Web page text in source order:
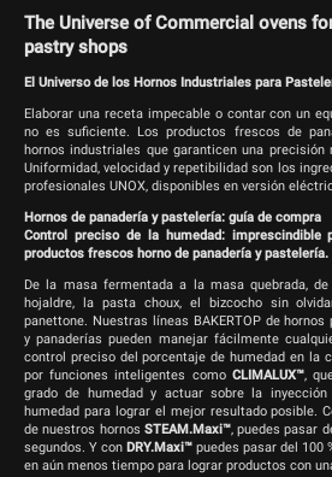
The Universe of Commercial ovens
pastry shops
El Universo de los Hornos Industriales para
Elaborar una receta impecable o contar con un
no es suficiente. Los productos frescos de
hornos industriales que garanticen una
Uniformidad, velocidad y repetibilidad son los
profesionales UNOX, disponibles en versión
Hornos de panadería y pastelería: guía de compra
Control preciso de la humedad:
productos frescos horno de panadería y pastelería.
De la masa fermentada a la masa quebrada,
hojaldre, la pasta choux, el bizcocho sin
panettone. Nuestras líneas BAKERTOP de
y panaderías pueden manejar fácilmente
control preciso del porcentaje de humedad en la
por funciones inteligentes como CLIMALUX™,
grado de humedad y actuar sobre la
humedad para lograr el mejor resultado posible.
de nuestros hornos STEAM.Maxi™, puedes pasar
segundos. Y con DRY.Maxi™ puedes pasar del 100
en aún menos tiempo para lograr productos con